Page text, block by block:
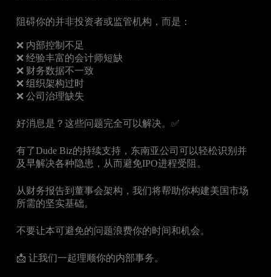
阻碍你的并非投资者或监管机构，而是：
❌ 内部控制不足
❌ 经验丰富的会计师短缺
❌ 财务数据不一致
❌ 组织架构过时
❌ 公司治理缺失
好消息是？这些问题完全可以解决。✅
有了Dude Biz的持续支持，东南亚公司可以轻松识别并
及早解决各种隐患，从而避免IPO进程受阻。
从财务报告到董事会架构，我们将帮助你构建美国市场
所需的坚实基础。
不要让本可避免的问题浪费你的时间和机会。
📩 让我们一起理顺你的内部事务。